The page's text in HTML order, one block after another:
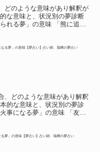
どのような意味があり解釈が
な意味と、状況別の夢診断
れる夢」の意味 「熊に追い
なる夢」の意味【夢占い】占い師、瑞稀の夢占い
、どのような意味があり解釈
的な意味と、状況別の夢診
事になる夢」の意味 「友達
る夢」の意味【夢占い】占い師、瑞稀の夢占い